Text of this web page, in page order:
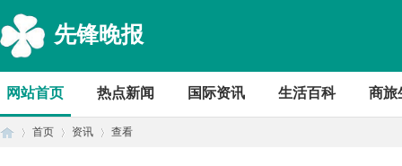
先锋晚报
网站首页 热点新闻 国际资讯 生活百科 商旅
首页 资讯 查看